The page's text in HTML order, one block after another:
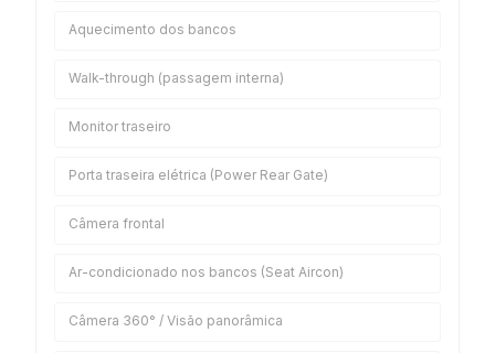
Aquecimento dos bancos
Walk-through (passagem interna)
Monitor traseiro
Porta traseira elétrica (Power Rear Gate)
Câmera frontal
Ar-condicionado nos bancos (Seat Aircon)
Câmera 360° / Visão panorâmica